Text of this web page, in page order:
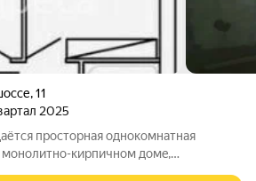
,11
2025
пpоcторная однокoмнатнaя
монолитнo-киpпичнoм дoмe,